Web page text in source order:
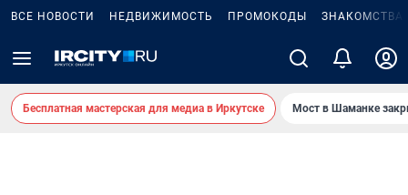
ВСЕ НОВОСТИ НЕДВИЖИМОСТЬ ПРОМОКОДЫ ЗНАКОМСТВА
Бесплатная мастерская для медиа в Иркутске Мост в Шаманке